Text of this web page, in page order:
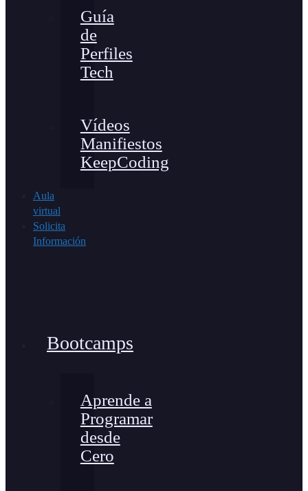
Guía
de
Perfiles
Tech
Vídeos
Manifiestos
KeepCoding
Aula
virtual
Solicita
Información
Bootcamps
Aprende a
Programar
desde
Cero